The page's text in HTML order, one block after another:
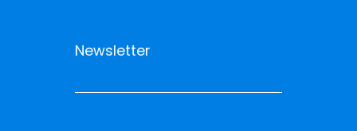
Newsletter